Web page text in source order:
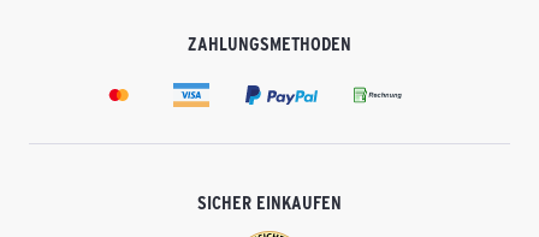
ZAHLUNGSMETHODEN
SICHER EINKAUFEN